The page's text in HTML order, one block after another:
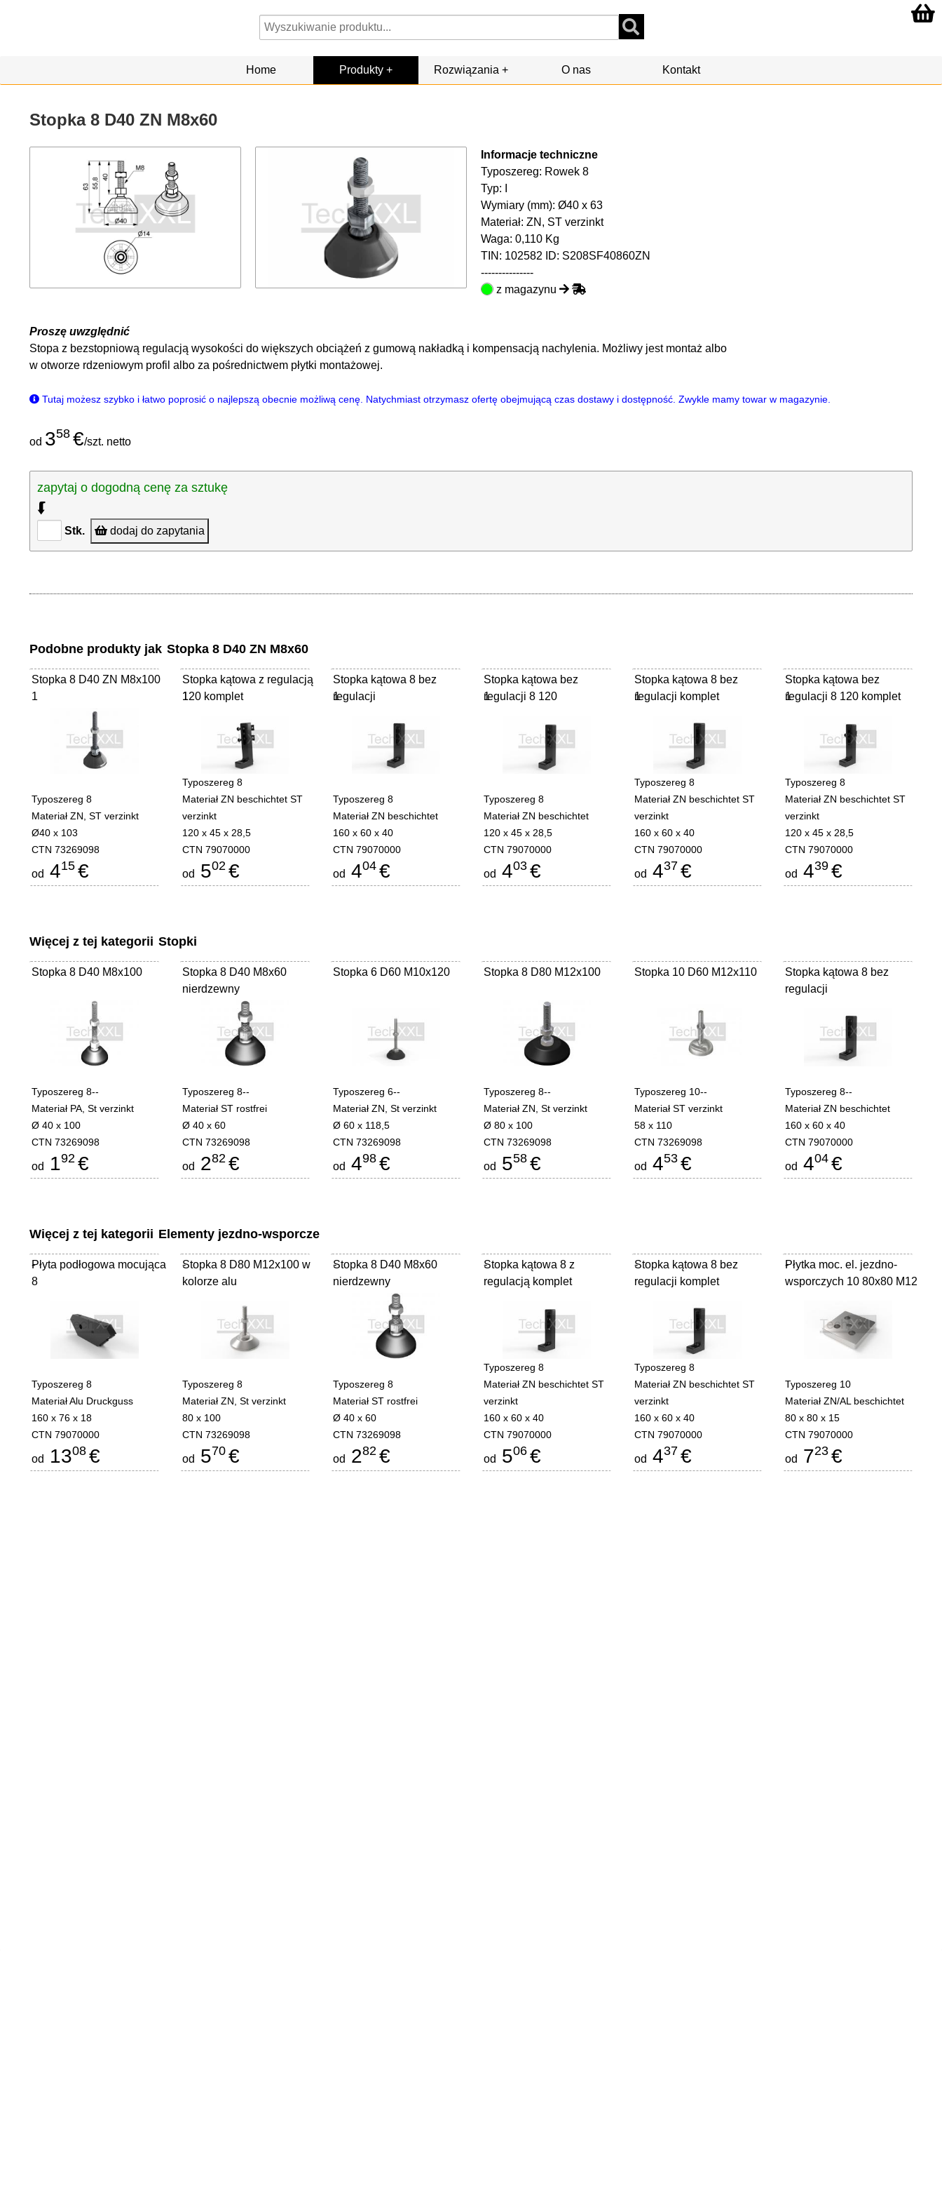
Home Produkty Rozwiązania O nas Kontakt
Stopka 8 D40 ZN M8x60
Informacje techniczne
Typoszereg: Rowek 8
Typ: I
Wymiary (mm): Ø40 x 63
Materiał: ZN, ST verzinkt
Waga: 0,110 Kg
TIN: 102582 ID: S208SF40860ZN
---------------
z magazynu
Proszę uwzględnić
Stopa z bezstopniową regulacją wysokości do większych obciążeń z gumową nakładką i kompensacją nachylenia. Możliwy jest montaż albo
w otworze rdzeniowym profil albo za pośrednictwem płytki montażowej.
Tutaj możesz szybko i łatwo poprosić o najlepszą obecnie możliwą cenę. Natychmiast otrzymasz ofertę obejmującą czas dostawy i dostępność. Zwykle mamy towar w magazynie.
od 358 €/szt. netto
zapytaj o dogodną cenę za sztukę
⮮
Stk. dodaj do zapytania
Podobne produkty jak Stopka 8 D40 ZN M8x60
Stopka 8 D40 ZN M8x100
1
Typoszereg 8
Materiał ZN, ST verzinkt
Ø40 x 103
CTN 73269098
od 415 €
Stopka kątowa z regulacją
120 komplet
1
Typoszereg 8
Materiał ZN beschichtet ST
verzinkt
120 x 45 x 28,5
CTN 79070000
od 502 €
Stopka kątowa 8 bez
regulacji
1
Typoszereg 8
Materiał ZN beschichtet
160 x 60 x 40
CTN 79070000
od 404 €
Stopka kątowa bez
regulacji 8 120
1
Typoszereg 8
Materiał ZN beschichtet
120 x 45 x 28,5
CTN 79070000
od 403 €
Stopka kątowa 8 bez
regulacji komplet
1
Typoszereg 8
Materiał ZN beschichtet ST
verzinkt
160 x 60 x 40
CTN 79070000
od 437 €
Stopka kątowa bez
regulacji 8 120 komplet
1
Typoszereg 8
Materiał ZN beschichtet ST
verzinkt
120 x 45 x 28,5
CTN 79070000
od 439 €
Więcej z tej kategorii Stopki
Stopka 8 D40 M8x100
Typoszereg 8--
Materiał PA, St verzinkt
Ø 40 x 100
CTN 73269098
od 192 €
Stopka 8 D40 M8x60
nierdzewny
Typoszereg 8--
Materiał ST rostfrei
Ø 40 x 60
CTN 73269098
od 282 €
Stopka 6 D60 M10x120
Typoszereg 6--
Materiał ZN, St verzinkt
Ø 60 x 118,5
CTN 73269098
od 498 €
Stopka 8 D80 M12x100
Typoszereg 8--
Materiał ZN, St verzinkt
Ø 80 x 100
CTN 73269098
od 558 €
Stopka 10 D60 M12x110
Typoszereg 10--
Materiał ST verzinkt
58 x 110
CTN 73269098
od 453 €
Stopka kątowa 8 bez
regulacji
Typoszereg 8--
Materiał ZN beschichtet
160 x 60 x 40
CTN 79070000
od 404 €
Więcej z tej kategorii Elementy jezdno-wsporcze
Płyta podłogowa mocująca
8
-
Typoszereg 8
Materiał Alu Druckguss
160 x 76 x 18
CTN 79070000
od 1308 €
Stopka 8 D80 M12x100 w
kolorze alu
-
Typoszereg 8
Materiał ZN, St verzinkt
80 x 100
CTN 73269098
od 570 €
Stopka 8 D40 M8x60
nierdzewny
-
Typoszereg 8
Materiał ST rostfrei
Ø 40 x 60
CTN 73269098
od 282 €
Stopka kątowa 8 z
regulacją komplet
-
Typoszereg 8
Materiał ZN beschichtet ST
verzinkt
160 x 60 x 40
CTN 79070000
od 506 €
Stopka kątowa 8 bez
regulacji komplet
-
Typoszereg 8
Materiał ZN beschichtet ST
verzinkt
160 x 60 x 40
CTN 79070000
od 437 €
Płytka moc. el. jezdno-
wsporczych 10 80x80 M12
-
Typoszereg 10
Materiał ZN/AL beschichtet
80 x 80 x 15
CTN 79070000
od 723 €